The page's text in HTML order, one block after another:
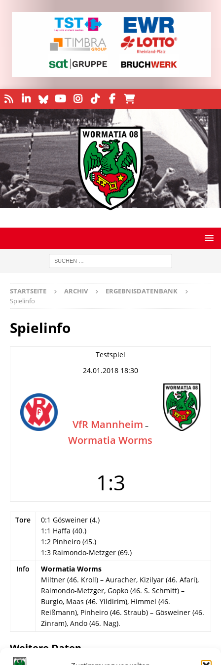
STARTSEITE ARCHIV
ERGEBNISDATENBANK
Spielinfo
Spielinfo
Testspiel
24.01.2018 18:30
VfR Mannheim –
Wormatia Worms
1:3
Tore
0:1 Gösweiner (4.)
1:1 Haffa (40.)
1:2 Pinheiro (45.)
1:3 Raimondo-Metzger (69.)
Info
Wormatia Worms
Miltner (46. Kroll) – Auracher, Kizilyar (46. Afari),
Raimondo-Metzger, Gopko (46. S. Schmitt) –
Burgio, Maas (46. Yildirim), Himmel (46.
Reißmann), Pinheiro (46. Straub) – Gösweiner (46.
Zinram), Ando (46. Nag).
Weitere Daten